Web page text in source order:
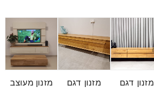
מזנון דגם
מזנון דגם
מזנון מעוצב